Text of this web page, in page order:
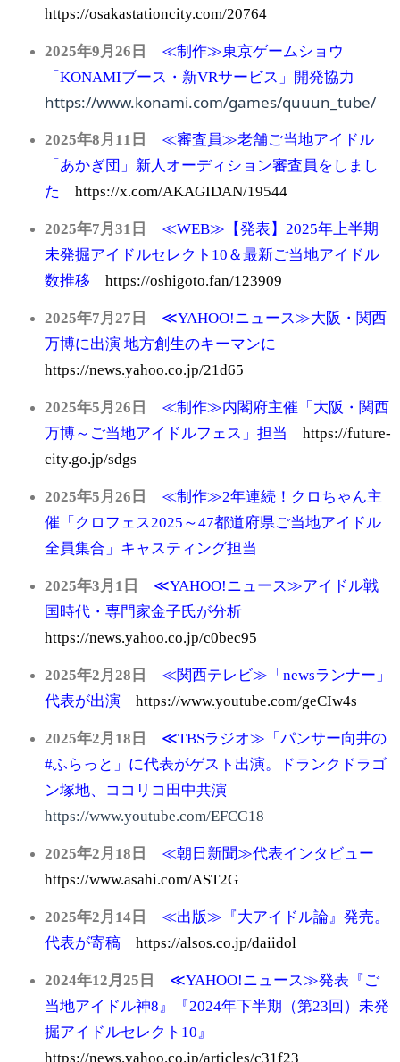
https://osakastationcity.com/20764
2025年9月26日 ≪制作≫東京ゲームショウ
「KONAMIブース・新VRサービス」開発協力
https://www.konami.com/games/quuun_tube/
2025年8月11日
≪審査員≫老舗ご当地アイドル
「あかぎ団」新人オーディション審査員をしまし
た https://x.com/AKAGIDAN/19544
2025年7月31日
≪WEB≫【発表】2025年上半期
未発掘アイドルセレクト10＆最新ご当地アイドル
数推移 https://oshigoto.fan/123909
2025年7月27日
≪YAHOO!ニュース≫大阪・関西
万博に出演 地方創生のキーマンに
https://news.yahoo.co.jp/21d65
2025年5月26日
≪制作≫内閣府主催「大阪・関西
万博～ご当地アイドルフェス」担当 https://future-
city.go.jp/sdgs
2025年5月26日
≪制作≫2年連続！クロちゃん主
催「クロフェス2025～47都道府県ご当地アイドル
全員集合」キャスティング担当
2025年3月1日
≪YAHOO!ニュース≫アイドル戦
国時代・専門家金子氏が分析
https://news.yahoo.co.jp/c0bec95
2025年2月28日
≪関西テレビ≫「newsランナー」
代表が出演 https://www.youtube.com/geCIw4s
2025年2月18日
≪TBSラジオ≫「パンサー向井の
#ふらっと」に代表がゲスト出演。ドランクドラゴ
ン塚地、ココリコ田中共演
https://www.youtube.com/EFCG18
2025年2月18日
≪朝日新聞≫代表インタビュー
https://www.asahi.com/AST2G
2025年2月14日
≪出版≫『大アイドル論』発売。
代表が寄稿 https://alsos.co.jp/daiidol
2024年12月25日
≪YAHOO!ニュース≫発表『ご
当地アイドル神8』『2024年下半期（第23回）未発
掘アイドルセレクト10』
https://news.yahoo.co.jp/articles/c31f23